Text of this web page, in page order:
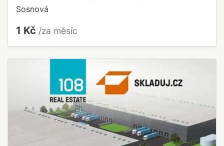
Sosnová
1 Kč /za měsíc